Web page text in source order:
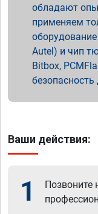
обладают
применяем
Autel) и чип
Bitbox,
Ваши действия:
1 Позвоните